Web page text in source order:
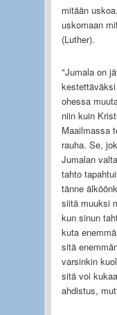
mitään
uskomaan
(Luther).
"Jumala on
ohessa
niin kuin
Maailmassa
rauha. Se,
Jumalan
tahto
tänne
siitä muuksi
kun sinun
kuta
sitä
varsinkin
sitä voi
ahdistus,